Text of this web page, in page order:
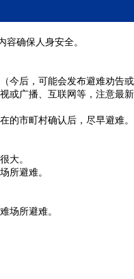
确保人身安全。
今后，可能会发布避难劝告
或广播、互联网等，注意最
的市町村确认后，尽早避难。
大。
所避难。
场所避难。